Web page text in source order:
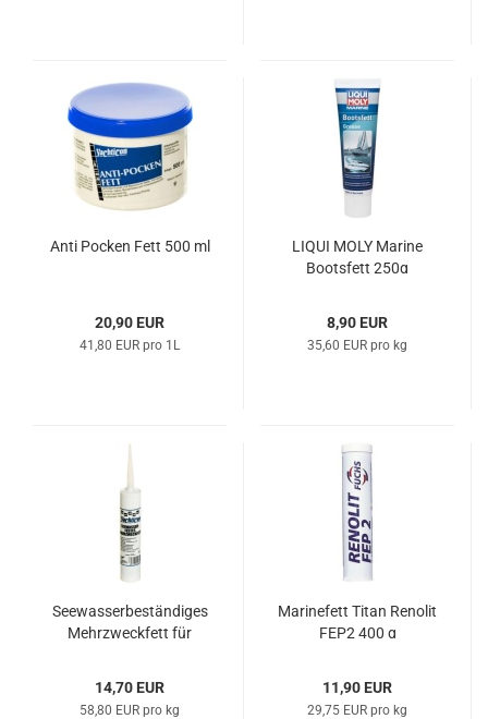
Anti Po­cken Fett 500 ml
20,90 EUR
41,80 EUR pro 1L
LIQUI MOLY Ma­ri­ne
Boots­fett 250g
8,90 EUR
35,60 EUR pro kg
See­was­ser­be­stän­di­ges
Mehr­zweck­fett für
14,70 EUR
58,80 EUR pro kg
Ma­ri­ne­fett Titan Re­no­lit
FEP2 400 g
11,90 EUR
29,75 EUR pro kg